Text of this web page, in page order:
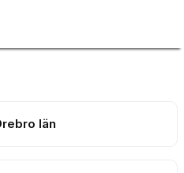
län